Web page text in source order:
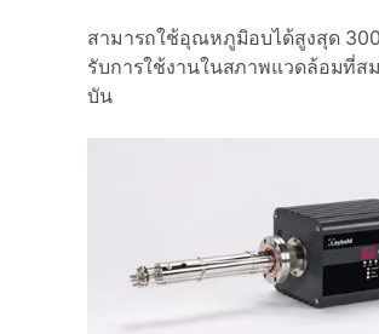
สามารถใช้อุณหภูมิอบได้สูงสุด
รับการใช้งานในสภาพแวดล้อมที่ส
บัน